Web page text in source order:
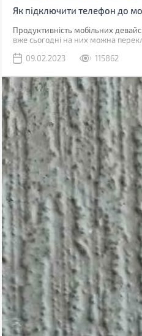
Як підключити телефон до
Продуктивність мобільних
вже сьогодні на них можна
09.02.2023
115862